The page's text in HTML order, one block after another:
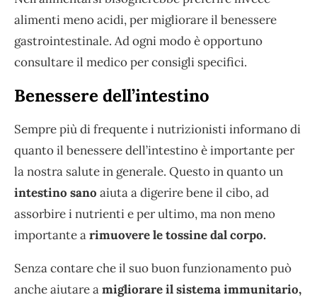
alimenti meno acidi, per migliorare il benessere
gastrointestinale. Ad ogni modo è opportuno
consultare il medico per consigli specifici.
Benessere dell’intestino
Sempre più di frequente i nutrizionisti informano di
quanto il benessere dell’intestino è importante per
la nostra salute in generale. Questo in quanto un
intestino sano aiuta a digerire bene il cibo, ad
assorbire i nutrienti e per ultimo, ma non meno
importante arimuovere le tossine dal corpo.
Senza contare che il suo buon funzionamento può
anche aiutare amigliorare il sistema immunitario,